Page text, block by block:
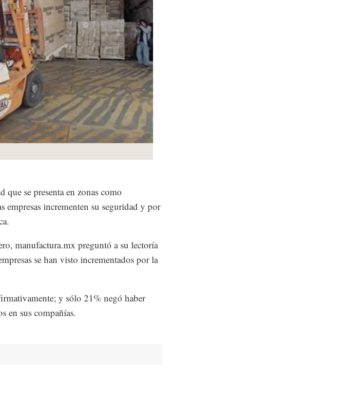
que se presenta en zonas como
empresas incrementen su seguridad y por
manufactura.mx preguntó a su lectoría
se han visto incrementados por la
y sólo 21% negó haber
en sus compañías.